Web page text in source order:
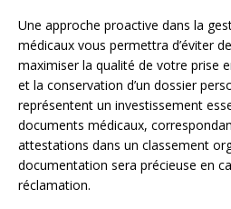
Une approche proactive dans la
médicaux vous permettra d’éviter
maximiser la qualité de votre prise
et la conservation d’un dossier
représentent un investissement
documents médicaux,
attestations dans un classement
documentation sera précieuse en
réclamation.